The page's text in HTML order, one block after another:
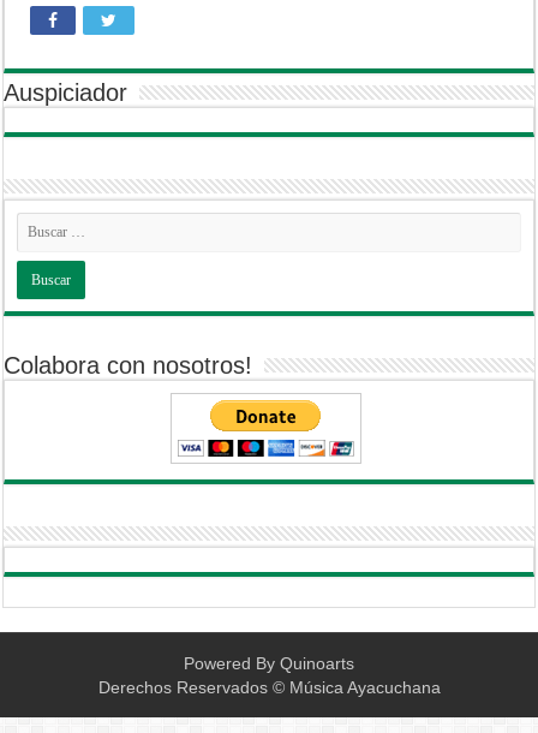
Auspiciador
Colabora con nosotros!
Powered By Quinoarts
Derechos Reservados © Música Ayacuchana